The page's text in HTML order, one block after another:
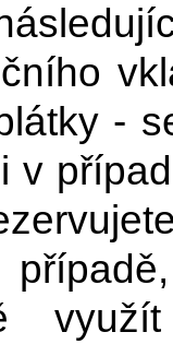
-
v